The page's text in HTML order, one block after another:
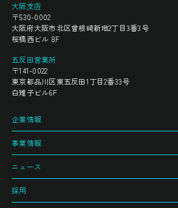
大阪支店
〒530-0002
大阪府大阪市北区曾根崎新地2丁目3番3号
桜橋西ビル 8F
五反田営業所
〒141-0022
東京都品川区東五反田1丁目2番33号
白雉子ビル6F
企業情報
事業情報
ニュース
採用